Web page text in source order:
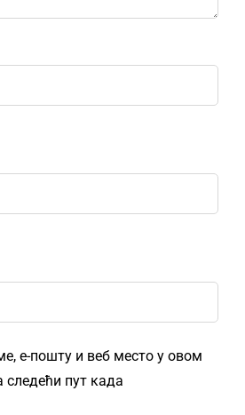
е-пошту и веб место у овом
следећи пут када